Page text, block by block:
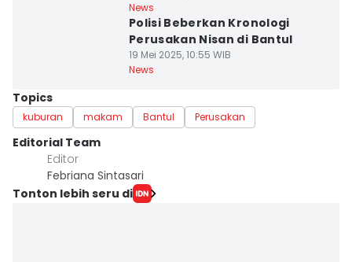
News
Polisi Beberkan Kronologi
Perusakan Nisan di Bantul
19 Mei 2025, 10:55 WIB
News
Topics
kuburan makam Bantul Perusakan
Editorial Team
Editor
Febriana Sintasari
Tonton lebih seru di